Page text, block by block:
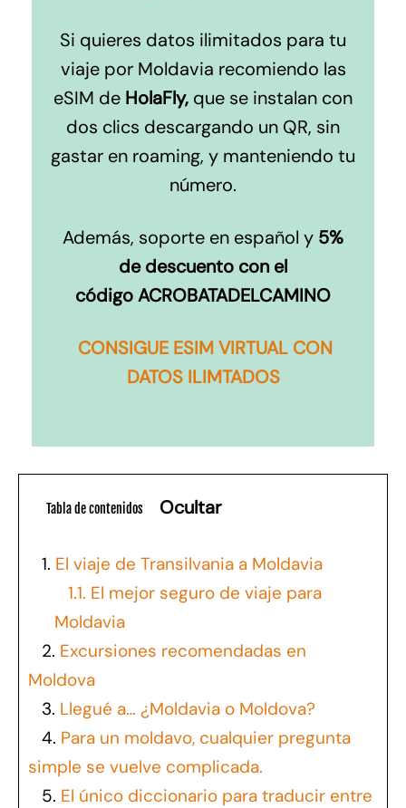
Si quieres datos ilimitados para tu
viaje por Moldavia recomiendo las
eSIM de HolaFly, que se instalan con
dos clics descargando un QR, sin
gastar en roaming, y manteniendo tu
número.
Además, soporte en español y 5%
de descuento con el
código ACROBATADELCAMINO
CONSIGUE ESIM VIRTUAL CON
DATOS ILIMTADOS
Tabla de contenidos Ocultar
1. El viaje de Transilvania a Moldavia
1.1. El mejor seguro de viaje para
Moldavia
2. Excursiones recomendadas en
Moldova
3. Llegué a… ¿Moldavia o Moldova?
4. Para un moldavo, cualquier pregunta
simple se vuelve complicada.
5. El único diccionario para traducir entre